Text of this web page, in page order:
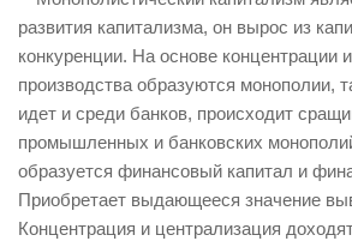
развития капитализма, он вырос из
конкуренции. На основе концентрации
производства образуются монополии,
идет и среди банков, происходит
промышленных и банковских
образуется финансовый капитал и
Приобретает выдающееся значение
Концентрация и централизация